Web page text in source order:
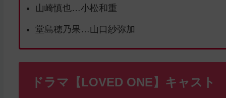
山崎慎也…小松和重
堂島穂乃果…山口紗弥加
ドラマ【LOVED ONE】キャスト